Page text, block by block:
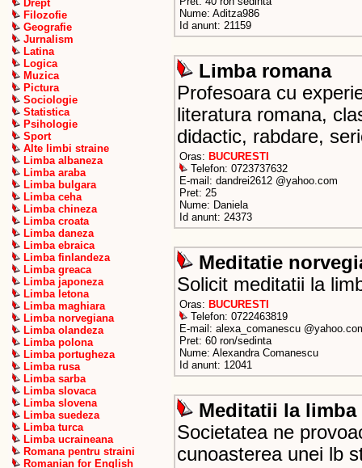
Drept
Filozofie
Geografie
Jurnalism
Latina
Logica
Muzica
Pictura
Sociologie
Statistica
Psihologie
Sport
Alte limbi straine
Limba albaneza
Limba araba
Limba bulgara
Limba ceha
Limba chineza
Limba croata
Limba daneza
Limba ebraica
Limba finlandeza
Limba greaca
Limba japoneza
Limba letona
Limba maghiara
Limba norvegiana
Limba olandeza
Limba polona
Limba portugheza
Limba rusa
Limba sarba
Limba slovaca
Limba slovena
Limba suedeza
Limba turca
Limba ucraineana
Romana pentru straini
Romanian for English
Nume: Aditza986
Id anunt: 21159
Limba romana
Profesoara cu
literatura romana,
didactic, rabdare,
Oras: BUCURESTI
Telefon: 0723737632
E-mail: dandrei2612 @yahoo.com
Pret: 25
Nume: Daniela
Id anunt: 24373
Meditatie
Solicit meditatii la
Oras: BUCURESTI
Telefon: 0722463819
E-mail: alexa_comanescu
Pret: 60 ron/sedinta
Nume: Alexandra Comanescu
Id anunt: 12041
Meditatii la limba
Societatea ne
cunoasterea unei lb